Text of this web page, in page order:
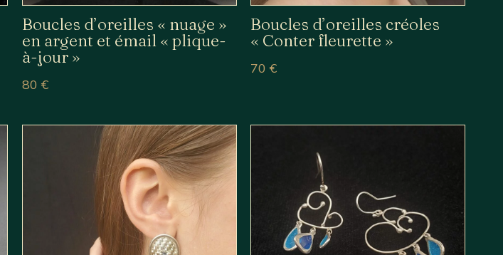
Boucles d’oreilles « nuage »
en argent et émail « plique-
à-jour »
80 €
Boucles d’oreilles créoles
« Conter fleurette »
70€